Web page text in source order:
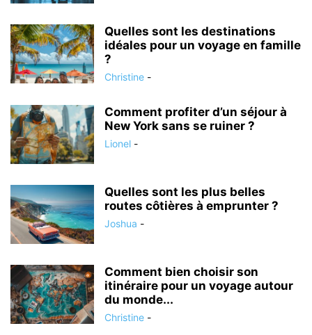
Quelles sont les destinations
idéales pour un voyage en famille
?
Christine -
Comment profiter d’un séjour à
New York sans se ruiner ?
Lionel -
Quelles sont les plus belles
routes côtières à emprunter ?
Joshua -
Comment bien choisir son
itinéraire pour un voyage autour
du monde...
Christine -